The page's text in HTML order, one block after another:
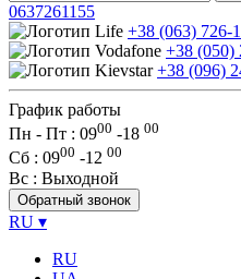
0637261155
+38 (063) 726-
+38 (050)
+38 (096)
График работы
Пн - Пт : 0900 -18 00
Сб : 0900 -12 00
Вс : Выходной
Обратный звонок
RU ▾
RU